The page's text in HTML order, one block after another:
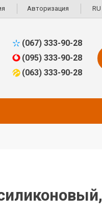
Авторизация RU
(067) 333-90-28
(095) 333-90-28
(063) 333-90-28